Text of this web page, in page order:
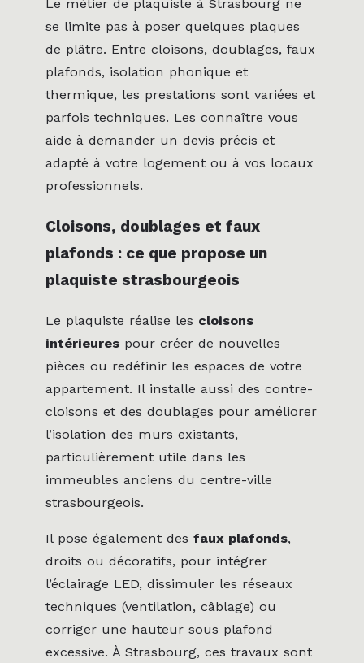
Le métier de plaquiste à Strasbourg ne
se limite pas à poser quelques plaques
de plâtre. Entre cloisons, doublages, faux
plafonds, isolation phonique et
thermique, les prestations sont variées et
parfois techniques. Les connaître vous
aide à demander un devis précis et
adapté à votre logement ou à vos locaux
professionnels.
Cloisons, doublages et faux
plafonds : ce que propose un
plaquiste strasbourgeois
Le plaquiste réalise les cloisons
intérieures pour créer de nouvelles
pièces ou redéfinir les espaces de votre
appartement. Il installe aussi des contre-
cloisons et des doublages pour améliorer
l’isolation des murs existants,
particulièrement utile dans les
immeubles anciens du centre-ville
strasbourgeois.
Il pose également des faux plafonds,
droits ou décoratifs, pour intégrer
l’éclairage LED, dissimuler les réseaux
techniques (ventilation, câblage) ou
corriger une hauteur sous plafond
excessive. À Strasbourg, ces travaux sont